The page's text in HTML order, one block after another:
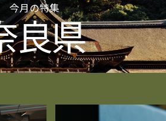
今月の特集
良県